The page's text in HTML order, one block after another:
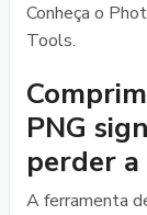
Conheça o
Tools.
PNG
perder
A ferramenta